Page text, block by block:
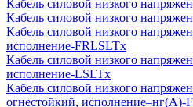
Кабель силовой низкого
Кабель силовой низкого
Кабель силовой низкого
исполнение-FRLSLTx
Кабель силовой низкого
исполнение-LSLTx
Кабель силовой низкого
огнестойкий, исполнение–нг(А)-